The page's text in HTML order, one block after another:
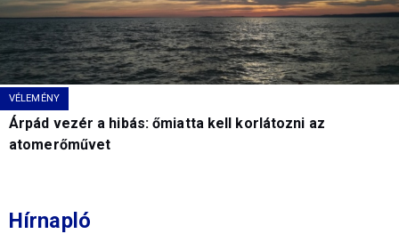
VÉLEMÉNY
Árpád vezér a hibás: őmiatta kell korlátozni az
atomerőművet
Hírnapló